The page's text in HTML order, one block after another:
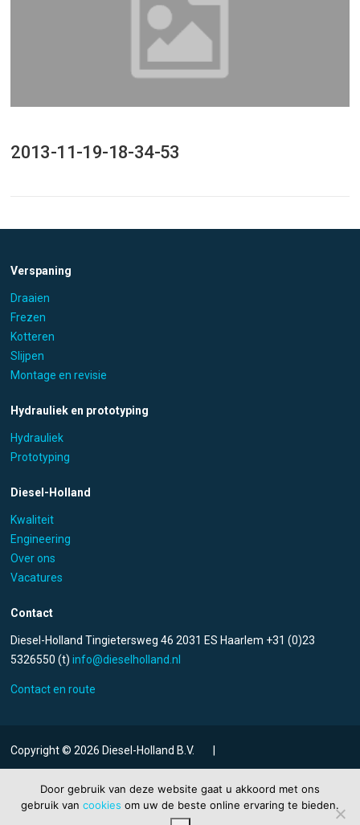
2013-11-19-18-34-53
Verspaning
Draaien
Frezen
Kotteren
Slijpen
Montage en revisie
Hydrauliek en prototyping
Hydrauliek
Prototyping
Diesel-Holland
Kwaliteit
Engineering
Over ons
Vacatures
Contact
Diesel-Holland Tingietersweg 46 2031 ES Haarlem +31 (0)23
5326550 (t)info@dieselholland.nl
Contact en route
Copyright © 2026 Diesel-Holland B.V.
Algemene voorwaarden
Privacy en Disclaimer
Door gebruik van deze website gaat u akkoord met ons
gebruik van cookies om uw de beste online ervaring te bieden.